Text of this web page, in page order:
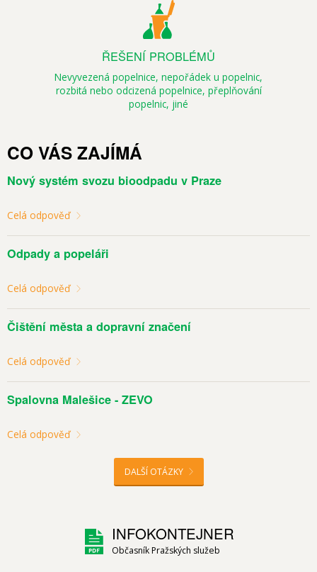
ŘEŠENÍ PROBLÉMŮ
Nevyvezená popelnice, nepořádek u popelnic,
rozbitá nebo odcizená popelnice, přeplňování
popelnic, jiné
CO VÁS ZAJÍMÁ
Nový systém svozu bioodpadu v Praze
Celá odpověď
Odpady a popeláři
Celá odpověď
Čištění města a dopravní značení
Celá odpověď
Spalovna Malešice - ZEVO
Celá odpověď
DALŠÍ OTÁZKY
INFOKONTEJNER
Občasník Pražských služeb